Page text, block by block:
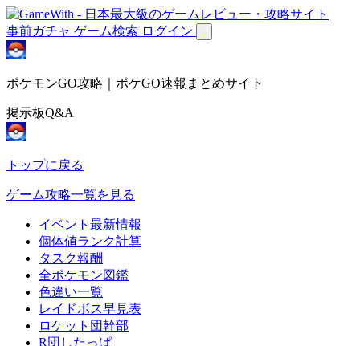
事前ガチャ ゲーム検索 ログイン
ポケモンGO攻略｜ポケGO速報まとめサイト
掲示板Q&A
トップに戻る
ゲーム攻略一覧を見る
イベント最新情報
個体値ランク計算
タスク報酬
全ポケモン図鑑
色違い一覧
レイドボス早見表
ロケット団幹部
R団したっぱ